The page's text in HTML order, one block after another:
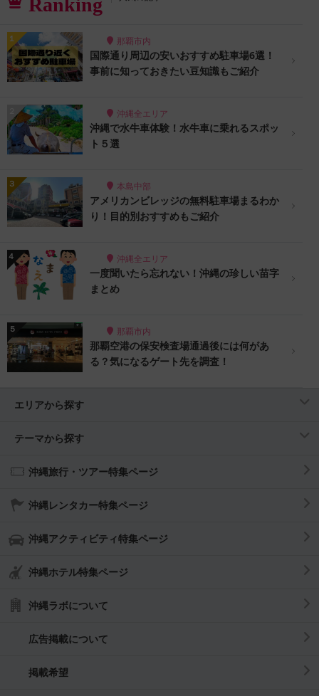
Ranking
那覇市内
国際通り周辺の安いおすすめ駐車場6選！
事前に知っておきたい豆知識もご紹介
沖縄全エリア
沖縄で水牛車体験！水牛車に乗れるスポッ
ト５選
本島中部
アメリカンビレッジの無料駐車場まるわか
り！目的別おすすめもご紹介
沖縄全エリア
一度聞いたら忘れない！沖縄の珍しい苗字
まとめ
那覇市内
那覇空港の保安検査場通過後には何があ
る？気になるゲート先を調査！
エリアから探す
テーマから探す
沖縄旅行・ツアー特集ページ
沖縄レンタカー特集ページ
沖縄アクティビティ特集ページ
沖縄ホテル特集ページ
沖縄ラボについて
広告掲載について
掲載希望